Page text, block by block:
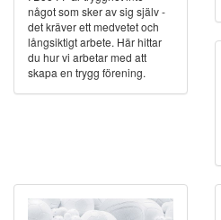
något som sker av sig själv -
det kräver ett medvetet och
långsiktigt arbete. Här hittar
du hur vi arbetar med att
skapa en trygg förening.